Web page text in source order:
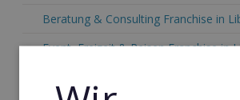
Beratung & Consulting Franchise in
Event, Freizeit & Reisen Franchise in